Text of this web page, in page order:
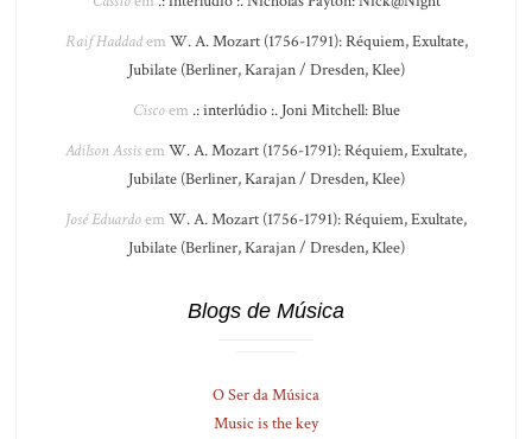
Raif Haddadem W. A. Mozart (1756-1791): Réquiem, Exultate,
Jubilate (Berliner, Karajan / Dresden, Klee)
Ciscoem .: interlúdio :. Joni Mitchell: Blue
Adilson Assisem W. A. Mozart (1756-1791): Réquiem, Exultate,
Jubilate (Berliner, Karajan / Dresden, Klee)
José Eduardoem W. A. Mozart (1756-1791): Réquiem, Exultate,
Jubilate (Berliner, Karajan / Dresden, Klee)
Blogs de Música
O Ser da Música
Music is the key